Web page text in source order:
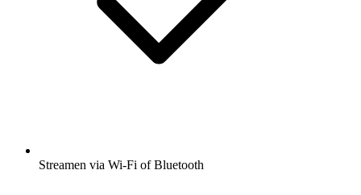
Streamen via Wi-Fi of Bluetooth